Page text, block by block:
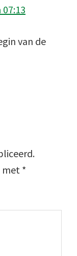
van de
met *